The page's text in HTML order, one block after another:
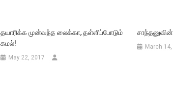
தயாரிக்க முன்வந்த லைக்கா, தள்ளிப்போடும்
கமல்!
May 22, 2017
சாந்தனுவின்
March